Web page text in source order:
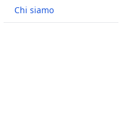
Chi siamo